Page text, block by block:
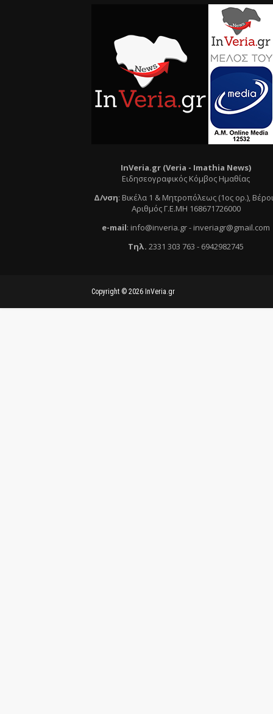
InVeria.gr (Veria - Ιmathia News)
Ειδησεογραφικός Κόμβος Ημαθίας
Δ/νση: Βικέλα 1 & Μητροπόλεως (1ος ορ.),
Αριθμός Γ.Ε.ΜΗ 168671726000
e-mail: info@inveria.gr- inveriagr@gmail.com
Τηλ. 2331 303 763 - 6942982745
Copyright © 2026 InVeria.gr